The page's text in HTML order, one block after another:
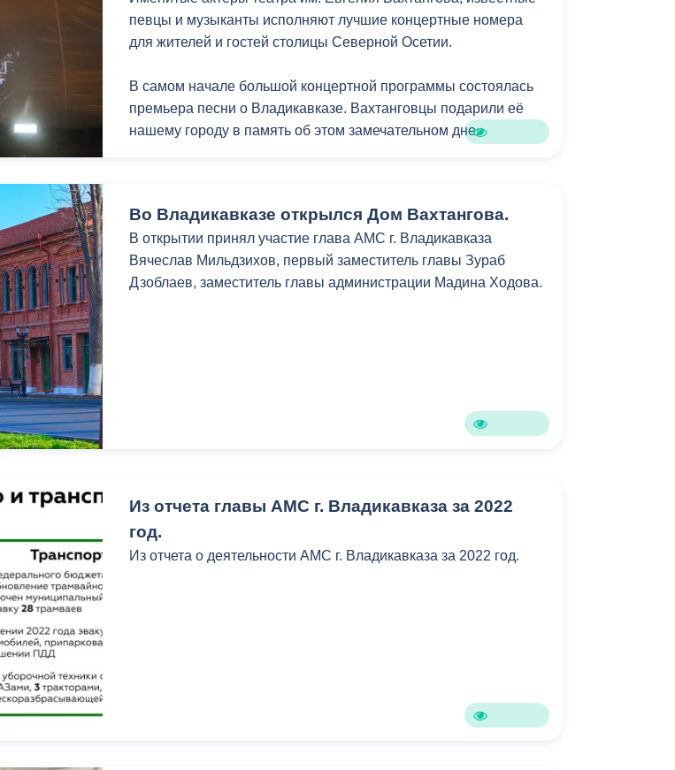
Кадровая политика Противодействие коррупции
Списки граждан, состоящих на
учете в качестве нуждающихся в
Формирование комфортной
Общественное обсуждение
документов стратегического
планирования
Гражданская оборона в
чрезвычайных ситуациях
Порядок обжалования решений и
действий органов местного
самоуправления
Выборы 2026
певцы и музыканты исполняют лучшие концертные номера
для жителей и гостей столицы Северной Осетии.
В самом начале большой концертной программы состоялась
премьера песни о Владикавказе. Вахтанговцы подарили её
нашему городу в память об этом замечательном дне.
Во Владикавказе открылся Дом Вахтангова.
В открытии принял участие глава АМС г. Владикавказа
Вячеслав Мильдзихов, первый заместитель главы Зураб
Дзоблаев, заместитель главы администрации Мадина Ходова.
Из отчета главы АМС г. Владикавказа за 2022
год.
Из отчета о деятельности АМС г. Владикавказа за 2022 год.